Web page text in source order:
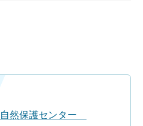
然保護センター